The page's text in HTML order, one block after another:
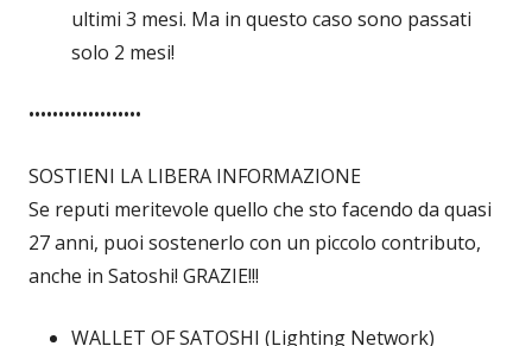
ultimi 3 mesi. Ma in questo caso sono passati
solo 2 mesi!
•••••••••••••••••••
SOSTIENI LA LIBERA INFORMAZIONE
Se reputi meritevole quello che sto facendo da quasi
27 anni, puoi sostenerlo con un piccolo contributo,
anche in Satoshi! GRAZIE!!!
WALLET OF SATOSHI (Lighting Network)